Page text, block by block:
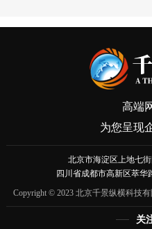
高端
为您呈现
北京市海淀区上地七
四川省成都市高新区萃华
Copyright © 2023 北京千景纵横科技
关